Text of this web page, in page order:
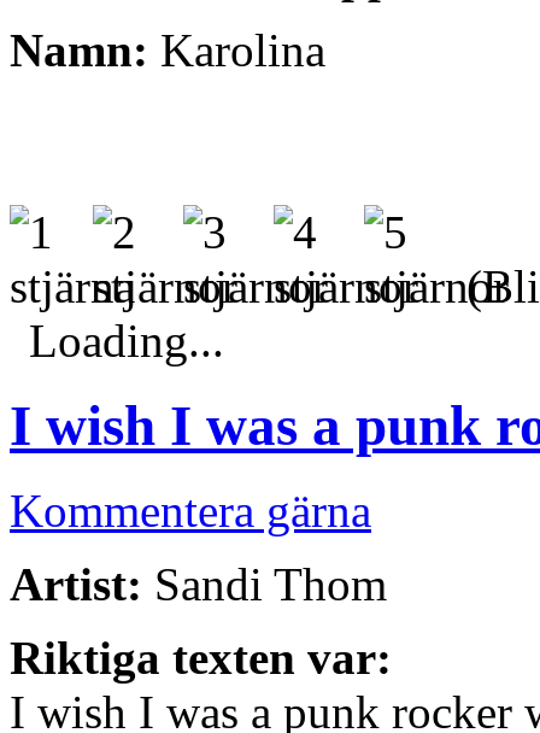
Namn: Karolina
(Bli
Loading...
I wish I was a punk
Kommentera gärna
Artist: Sandi Thom
Riktiga texten var:
I wish I was a punk